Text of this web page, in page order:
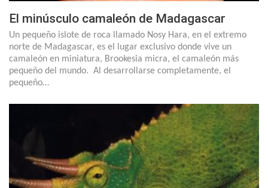
El minúsculo camaleón de Madagascar
Un pequeño islote de roca llamado Nosy Hara, en el extremo
norte de Madagascar, es el lugar exclusivo donde vive un
camaleón en miniatura, Brookesia micra, el camaleón más
pequeño del mundo. Al desarrollarse completamente, el
pequeño…